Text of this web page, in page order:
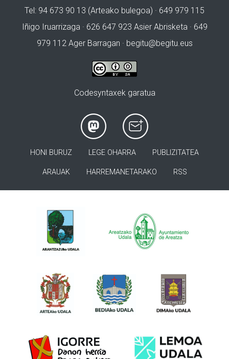
Tel: 94 673 90 13 (Arteako bulegoa) · 649 979 115
Iñigo Iruarrizaga · 626 647 923 Asier Abrisketa · 649
979 112 Ager Barragan · begitu@begitu.eus
Codesyntaxek garatua
HONI BURUZ LEGE OHARRA PUBLIZITATEA
ARAUAK HARREMANETARAKO RSS